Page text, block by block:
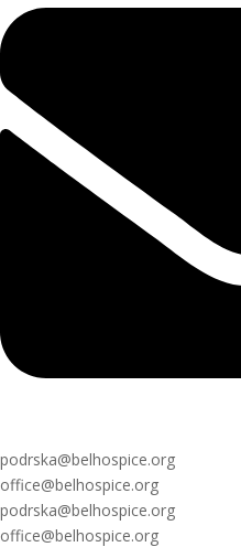
podrska@belhospice.org
office@belhospice.org
podrska@belhospice.org
office@belhospice.org